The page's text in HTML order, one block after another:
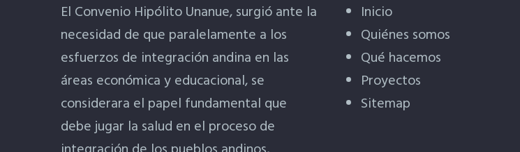
El Convenio Hipólito Unanue, surgió ante la
necesidad de que paralelamente a los
esfuerzos de integración andina en las
áreas económica y educacional, se
considerara el papel fundamental que
debe jugar la salud en el proceso de
Inicio
Quiénes somos
Qué hacemos
Proyectos
Sitemap